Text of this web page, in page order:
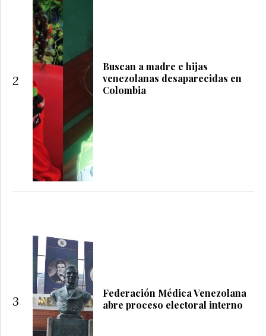
2
Buscan a madre e hijas
venezolanas desaparecidas en
Colombia
3
Federación Médica Venezolana
abre proceso electoral interno